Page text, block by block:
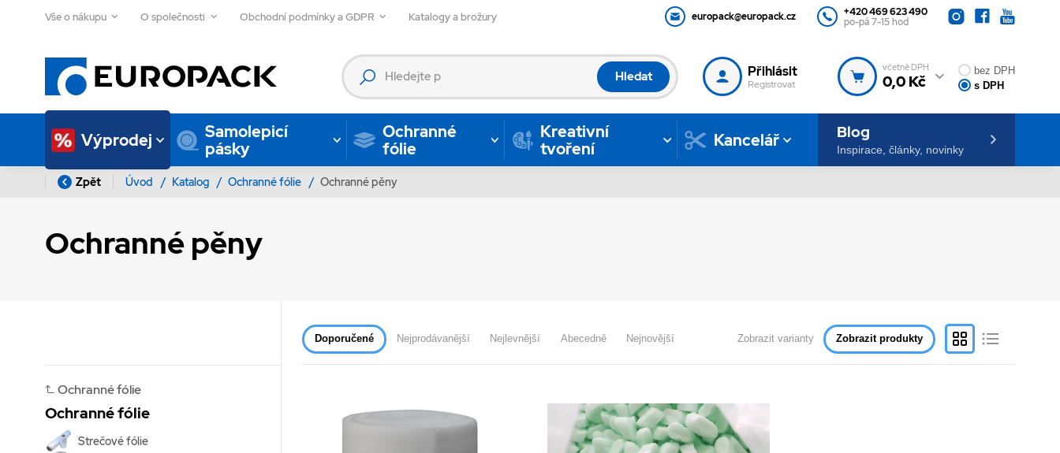
Vše o nákupu O společnosti Obchodní podmínky a GDPR Katalogy a brožury europack@europack.cz
+420 469 623 490
po-pá 7-15 hod
Hledat Přihlásit
Registrovat
včetně DPH
0,0 Kč
bez DPH
s DPH
Výprodej
Samolepicí
pásky
Ochranné
fólie
Kreativní
tvoření
Kancelář Blog
Inspirace, články, novinky
Zpět Úvod / Katalog / Ochranné fólie / Ochranné pěny
Ochranné pěny
Ochranné fólie
Ochranné fólie
Strečové fólie
Doporučené Nejprodávanější Nejlevnější Abecedně Nejnovější Zobrazit varianty Zobrazit produkty